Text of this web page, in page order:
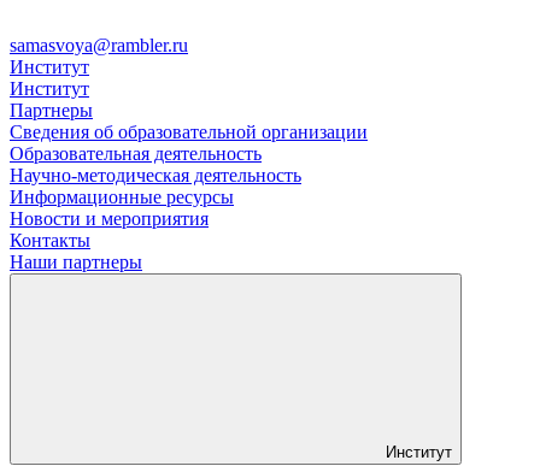
samasvoya@rambler.ru
Институт
Институт
Партнеры
Сведения об образовательной организации
Образовательная деятельность
Научно-методическая деятельность
Информационные ресурсы
Новости и мероприятия
Контакты
Наши партнеры
Институт